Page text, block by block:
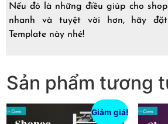
Nếu đó là những điều giúp cho
nhanh và tuyệt vời hơn, hãy
Template này nhé!
Sản phẩm tương
Giảm giá!